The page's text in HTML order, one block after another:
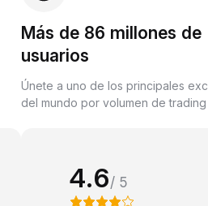
Más de 86 millones de
usuarios
Únete a uno de los principales
del mundo por volumen de
4.6/ 5